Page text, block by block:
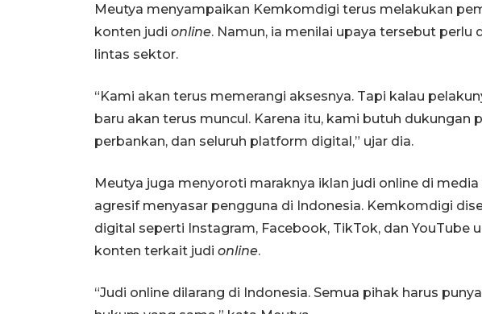
Meutya menyampaikan Kemkomdigi terus melakukan
konten judi online. Namun, ia menilai upaya tersebut perlu
lintas sektor.
“Kami akan terus memerangi aksesnya. Tapi kalau
baru akan terus muncul. Karena itu, kami butuh dukungan
perbankan, dan seluruh platform digital,” ujar dia.
Meutya juga menyoroti maraknya iklan judi online di
agresif menyasar pengguna di Indonesia. Kemkomdigi
digital seperti Instagram, Facebook, TikTok, dan YouTube
konten terkait judi online.
“Judi online dilarang di Indonesia. Semua pihak harus
05